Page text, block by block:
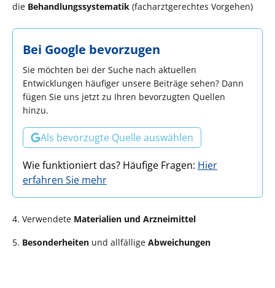
die Behandlungssystematik (facharztgerechtes Vorgehen)
Bei Google bevorzugen
Sie möchten bei der Suche nach aktuellen
Entwicklungen häufiger unsere Beiträge sehen? Dann
fügen Sie uns jetzt zu Ihren bevorzugten Quellen
hinzu.
Als bevorzugte Quelle auswählen
Wie funktioniert das? Häufige Fragen: Hier
erfahren Sie mehr
4. Verwendete Materialien und Arzneimittel
5. Besonderheiten und allfällige Abweichungen